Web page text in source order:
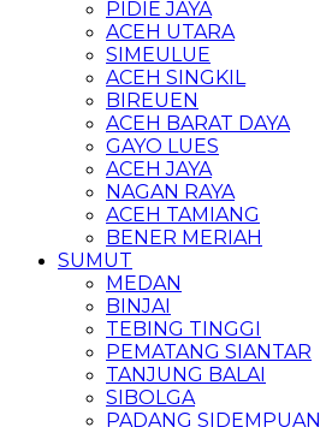
PIDIE JAYA
ACEH UTARA
SIMEULUE
ACEH SINGKIL
BIREUEN
ACEH BARAT DAYA
GAYO LUES
ACEH JAYA
NAGAN RAYA
ACEH TAMIANG
BENER MERIAH
SUMUT
MEDAN
BINJAI
TEBING TINGGI
PEMATANG SIANTAR
TANJUNG BALAI
SIBOLGA
PADANG SIDEMPUAN